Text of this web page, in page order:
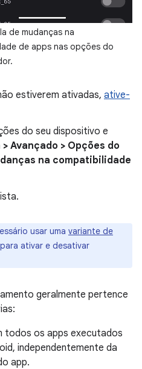
de mudanças na
de apps nas opções do
estiverem ativadas, ative-
do seu dispositivo e
Avançado > Opções do
na compatibilidade
usar uma variante de
ativar e desativar
geralmente pertence
todos os apps executados
independentemente da
app.